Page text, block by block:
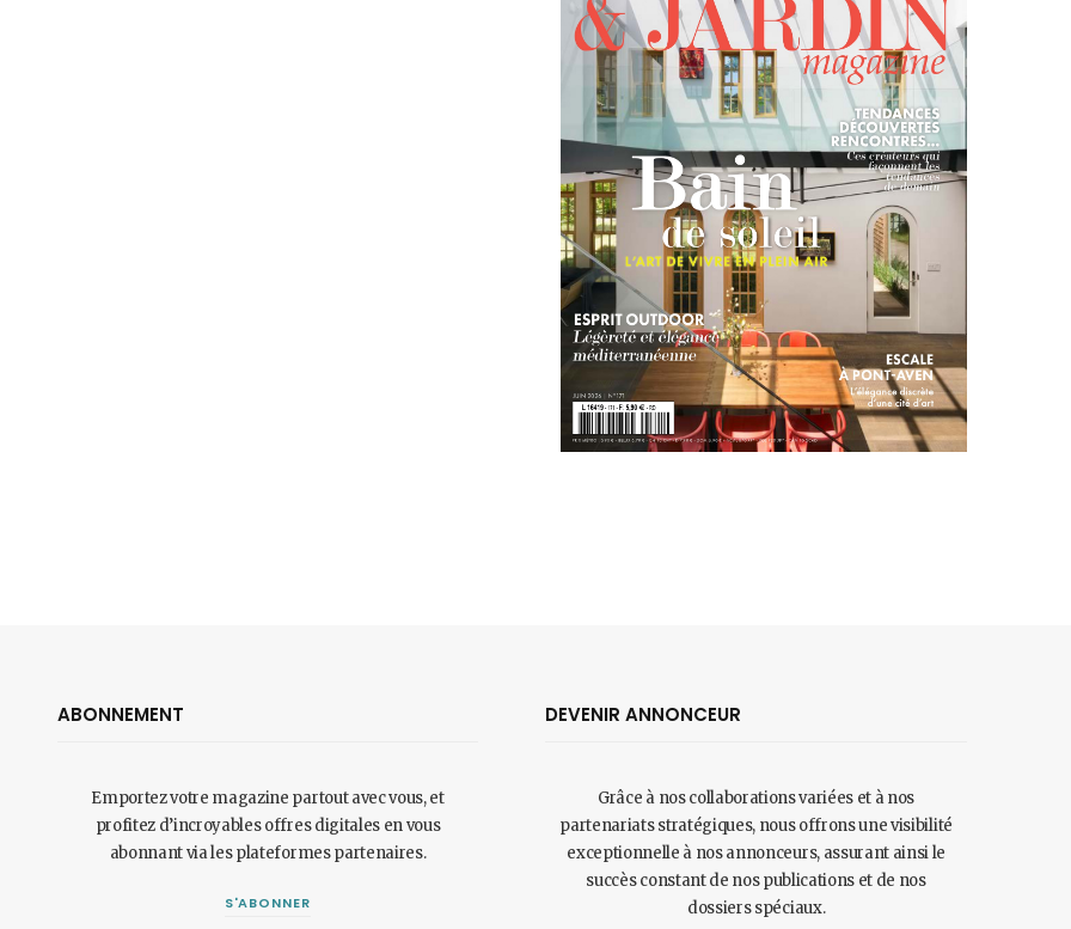
ABONNEMENT
Emportez votre magazine partout avec vous, et
profitez d’incroyables offres digitales en vous
abonnant via les plateformes partenaires.
S'ABONNER
DEVENIR ANNONCEUR
Grâce à nos collaborations variées et à nos
partenariats stratégiques, nous offrons une visibilité
exceptionnelle à nos annonceurs, assurant ainsi le
succès constant de nos publications et de nos
dossiers spéciaux.